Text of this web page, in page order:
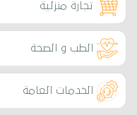
تجارة منزلية
الطب و الصحة
الخدمات العامة